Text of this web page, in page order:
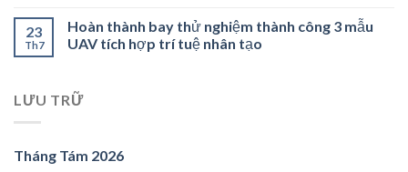
23
Th7
Hoàn thành bay thử nghiệm thành công 3 mẫu
UAV tích hợp trí tuệ nhân tạo
LƯU TRỮ
Tháng Tám 2026